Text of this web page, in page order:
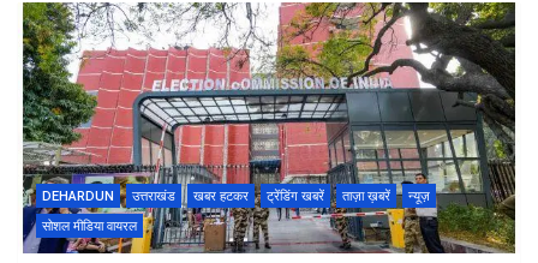
DEHARDUN उत्तराखंड खबर हटकर ट्रेंडिंग खबरें ताज़ा ख़बरें
न्यूज़
सोशल मीडिया वायरल